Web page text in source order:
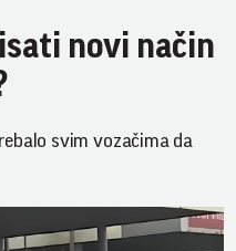
novi način
svim vozačima da